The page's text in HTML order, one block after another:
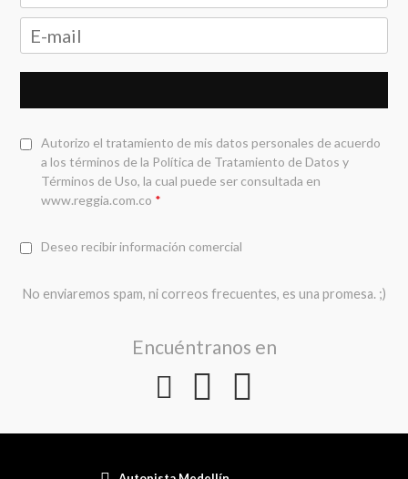
Autorizo el tratamiento de mis datos personales de acuerdo
a los términos de la Política de Tratamiento de Datos y
Términos de Uso, la cual puede ser consultada en
www.reggia.com.co *
Deseo recibir información comercial
No enviaremos spam, ni correos frecuentes, es una promesa. ;)
Encuéntranos en